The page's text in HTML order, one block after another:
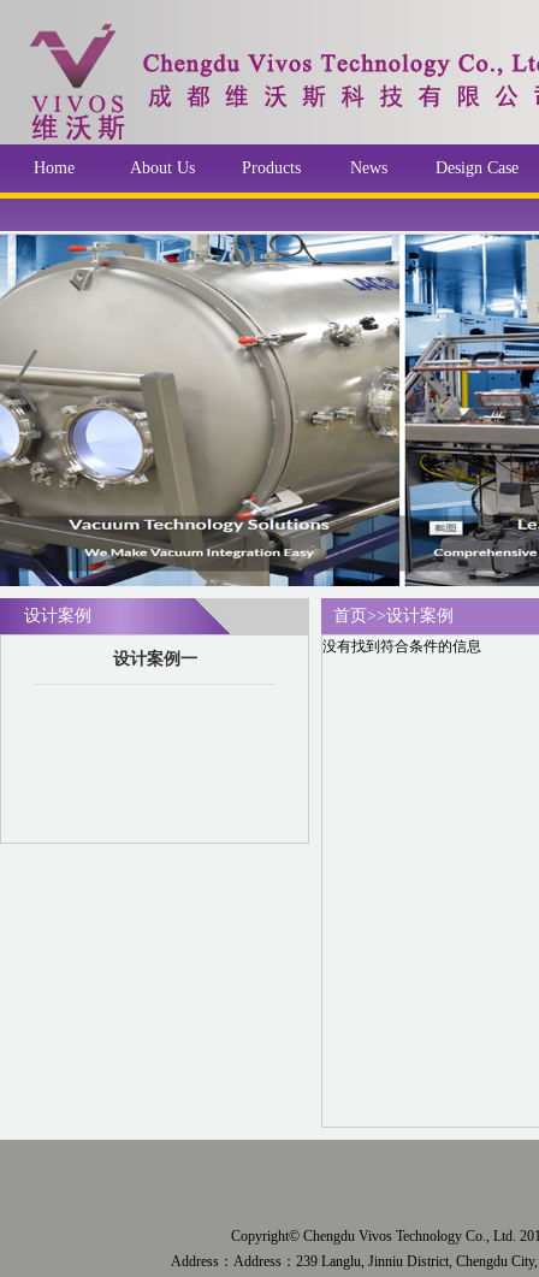
Home About Us Products News Design Case
设计案例
设计案例一
首页 >>设计案例
没有找到符合条件的信息
Copyright© Chengdu Vivos Technology Co., Ltd.
Address：Address：239 Langlu, Jinniu District, Chengdu